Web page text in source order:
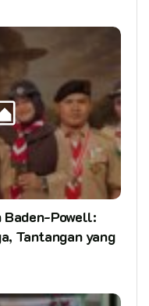
Baden-Powell:
Tantangan yang